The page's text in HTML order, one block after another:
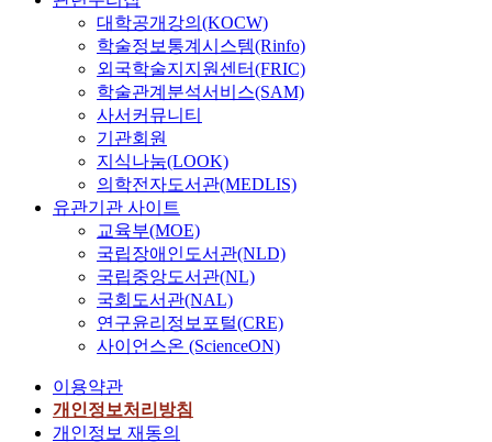
대학공개강의(KOCW)
학술정보통계시스템(Rinfo)
외국학술지지원센터(FRIC)
학술관계분석서비스(SAM)
사서커뮤니티
기관회원
지식나눔(LOOK)
의학전자도서관(MEDLIS)
유관기관 사이트
교육부(MOE)
국립장애인도서관(NLD)
국립중앙도서관(NL)
국회도서관(NAL)
연구윤리정보포털(CRE)
사이언스온 (ScienceON)
이용약관
개인정보처리방침
개인정보 재동의